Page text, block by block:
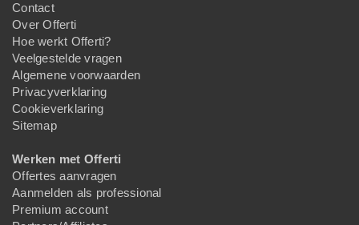
Contact
Over Offerti
Hoe werkt Offerti?
Veelgestelde vragen
Algemene voorwaarden
Privacyverklaring
Cookieverklaring
Sitemap
Werken met Offerti
Offertes aanvragen
Aanmelden als professional
Premium account